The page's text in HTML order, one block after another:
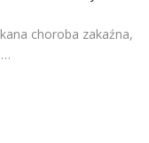
choroba zakaźna,